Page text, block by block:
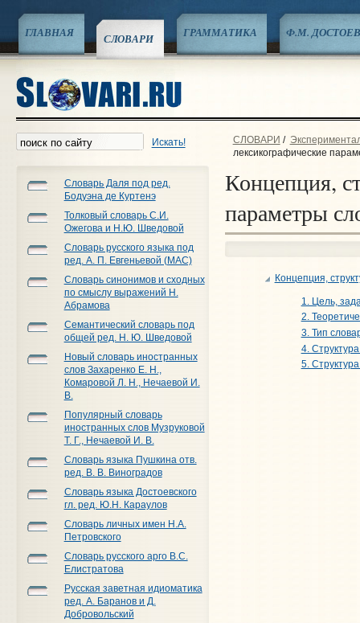
ГЛАВНАЯ СЛОВАРИ ГРАММАТИКА Ф.М.
Искать!
Словарь Даля под ред.
Бодуэна де Куртенэ
Толковый словарь С.И.
Ожегова и Н.Ю. Шведовой
Словарь русского языка под
ред. А. П. Евгеньевой (МАС)
Словарь синонимов и сходных
по смыслу выражений Н.
Абрамова
Семантический словарь под
общей ред. Н. Ю. Шведовой
Новый словарь иностранных
слов Захаренко Е. Н.,
Комаровой Л. Н., Нечаевой И.
В.
Популярный словарь
иностранных слов Музруковой
Т. Г., Нечаевой И. В.
Словарь языка Пушкина отв.
ред. В. В. Виноградов
Словарь языка Достоевского
гл. ред. Ю.Н. Караулов
Словарь личных имен Н.А.
Петровского
Словарь русского арго В.С.
Елистратова
Русская заветная идиоматика
ред. А. Баранов и Д.
Добровольский
СЛОВАРИ /
лексикографические
Концепция,
параметры
Концепция,
1. Цель,
2.
3. Тип
4.
5.